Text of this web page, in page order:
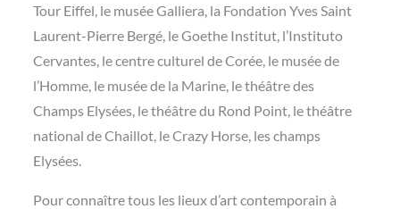
Tour Eiffel, le musée Galliera, la Fondation Yves Saint
Laurent-Pierre Bergé, le Goethe Institut, l’Instituto
Cervantes, le centre culturel de Corée, le musée de
l’Homme, le musée de la Marine, le théâtre des
Champs Elysées, le théâtre du Rond Point, le théâtre
national de Chaillot, le Crazy Horse, les champs
Elysées.
Pour connaître tous les lieux d’art contemporain à